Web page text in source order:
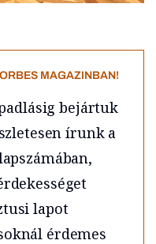
MAGAZINBAN!
bejártuk
írunk a
lapot
érdemes